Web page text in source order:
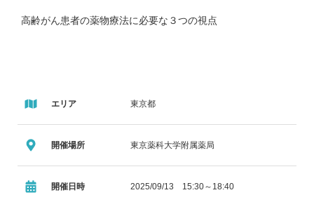
高齢がん患者の薬物療法に必要な３つの視点
エリア 東京都
開催場所 東京薬科大学附属薬局
開催日時 2025/09/13 15:30～18:40